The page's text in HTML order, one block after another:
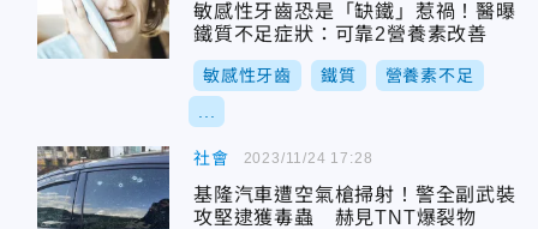
敏感性牙齒恐是「缺鐵」惹禍！醫曝
鐵質不足症狀：可靠2營養素改善
敏感性牙齒 鐵質 營養素不足
社會
基隆汽車遭空氣槍掃射！警全副武裝
攻堅逮獲毒蟲 赫見TNT爆裂物
2023/11/24 17:28